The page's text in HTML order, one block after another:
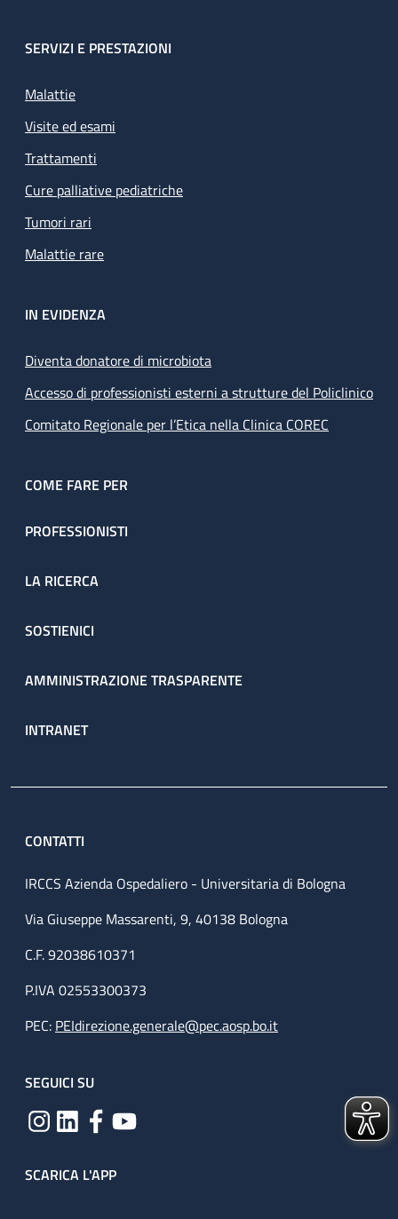
SERVIZI E PRESTAZIONI
Malattie
Visite ed esami
Trattamenti
Cure palliative pediatriche
Tumori rari
Malattie rare
IN EVIDENZA
Diventa donatore di microbiota
Accesso di professionisti esterni a strutture del Policlinico
Comitato Regionale per l’Etica nella Clinica COREC
COME FARE PER
PROFESSIONISTI
LA RICERCA
SOSTIENICI
AMMINISTRAZIONE TRASPARENTE
INTRANET
CONTATTI
IRCCS Azienda Ospedaliero - Universitaria di Bologna
Via Giuseppe Massarenti, 9, 40138 Bologna
C.F. 92038610371
P.IVA 02553300373
PEC: PEIdirezione.generale@pec.aosp.bo.it
SEGUICI SU
SCARICA L'APP